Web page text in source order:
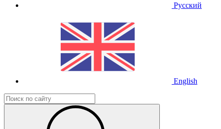
Русский
English